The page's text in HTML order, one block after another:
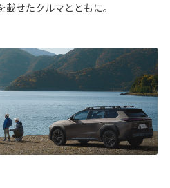
せたクルマとともに。